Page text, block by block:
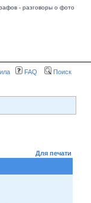
- разговоры о фото
FAQ Поиск
Для печати